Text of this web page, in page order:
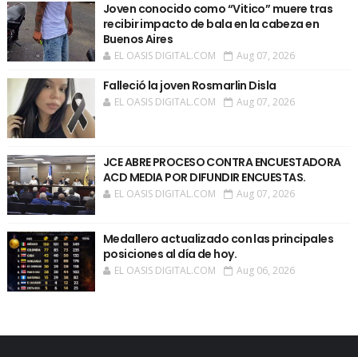
Joven conocido como “Vitico” muere tras
recibir impacto de bala en la cabeza en
Buenos Aires
EL OASIS DIGITAL.COM Aug 07, 2026
Falleció la joven Rosmarlin Disla
EL OASIS DIGITAL.COM Aug 07, 2026
JCE ABRE PROCESO CONTRA ENCUESTADORA
ACD MEDIA POR DIFUNDIR ENCUESTAS.
EL OASIS DIGITAL.COM Aug 07, 2026
Medallero actualizado con las principales
posiciones al día de hoy.
EL OASIS DIGITAL.COM Aug 06, 2026